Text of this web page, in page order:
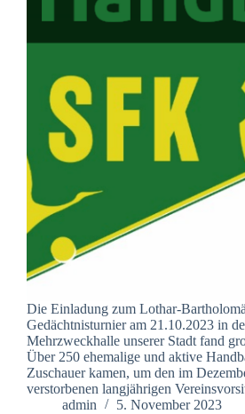
Die Einladung zum Lothar-
Gedächtnisturnier am 21.10.2023 in
Mehrzweckhalle unserer Stadt fand
Über 250 ehemalige und aktive
Zuschauer kamen, um den im
verstorbenen langjährigen
admin
5. November 2023